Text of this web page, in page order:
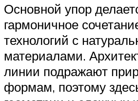
Основной упор
гармоничное
технологий с
материалами.
линии подражают
формам, поэтому